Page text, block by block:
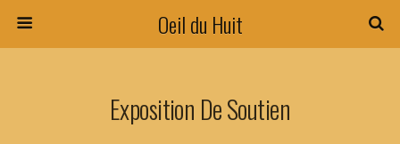
Oeil du Huit
Exposition De Soutien